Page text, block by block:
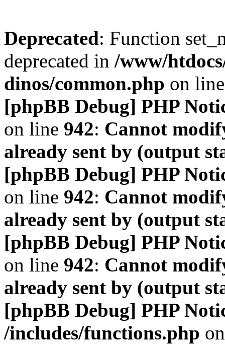
Deprecated: Function
deprecated in /www/
dinos/common.php on
[phpBB Debug] PHP
on line 942: Cannot
already sent by (output
[phpBB Debug] PHP
on line 942: Cannot
already sent by (output
[phpBB Debug] PHP
on line 942: Cannot
already sent by (output
[phpBB Debug] PHP
/includes/functions.php